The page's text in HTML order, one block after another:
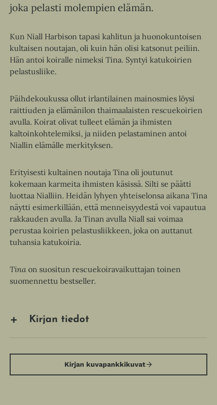
joka pelasti molempien elämän.
Kun Niall Harbison tapasi kahlitun ja huonokuntoisen
kultaisen noutajan, oli kuin hän olisi katsonut peiliin.
Hän antoi koiralle nimeksi Tina. Syntyi katukoirien
pelastusliike.
Päihdekoukussa ollut irlantilainen mainosmies löysi
raittiuden ja elämänilon thaimaalaisten rescuekoirien
avulla. Koirat olivat tulleet elämän ja ihmisten
kaltoinkohtelemiksi, ja niiden pelastaminen antoi
Niallin elämälle merkityksen.
Erityisesti kultainen noutaja Tina oli joutunut
kokemaan karmeita ihmisten käsissä. Silti se päätti
luottaa Nialliin. Heidän lyhyen yhteiselonsa aikana Tina
näytti esimerkillään, että menneisyydestä voi vapautua
rakkauden avulla. Ja Tinan avulla Niall sai voimaa
perustaa koirien pelastusliikkeen, joka on auttanut
tuhansia katukoiria.
Tina on suositun rescuekoiravaikuttajan toinen
suomennettu bestseller.
Kirjan tiedot
Kirjan kuvapankkikuvat